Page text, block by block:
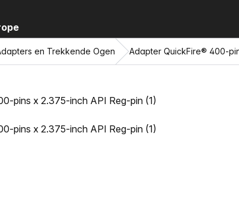
en Trekkende Ogen Adapter QuickFire® 400-